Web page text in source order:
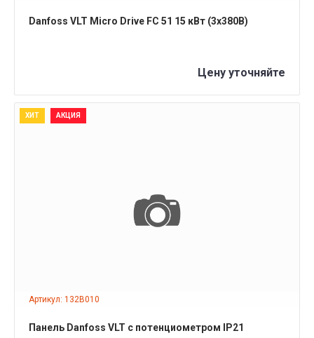
Danfoss VLT Micro Drive FC 51 15 кВт (3x380B)
Цену уточняйте
ХИТ АКЦИЯ
Артикул: 132B010
ПОДРОБНЕЕ
Панель Danfoss VLT с потенциометром IP21